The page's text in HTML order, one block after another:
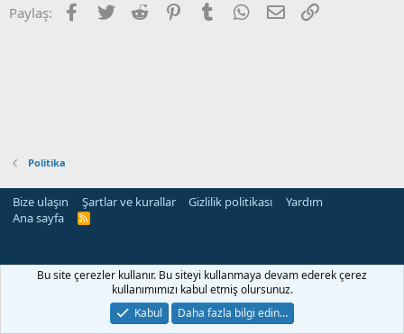
Paylaş: Facebook
Twitter Reddit PinterestTumblr WhatsApp
E-posta
Politika
Bize ulaşın Şartlar ve kurallar Gizlilik politikası
Yardım
Ana sayfa
R
Bu site çerezler kullanır. Bu siteyi kullanmaya devam ederek çerez
kullanımımızı kabul etmiş olursunuz.
Kabul
Daha fazla bilgi edin…